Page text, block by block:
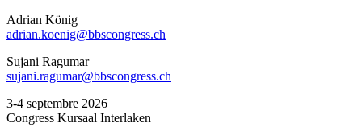
Adrian König
adrian.koenig@bbscongress.ch
Sujani Ragumar
sujani.ragumar@bbscongress.ch
3-4 septembre 2026
Congress Kursaal Interlaken